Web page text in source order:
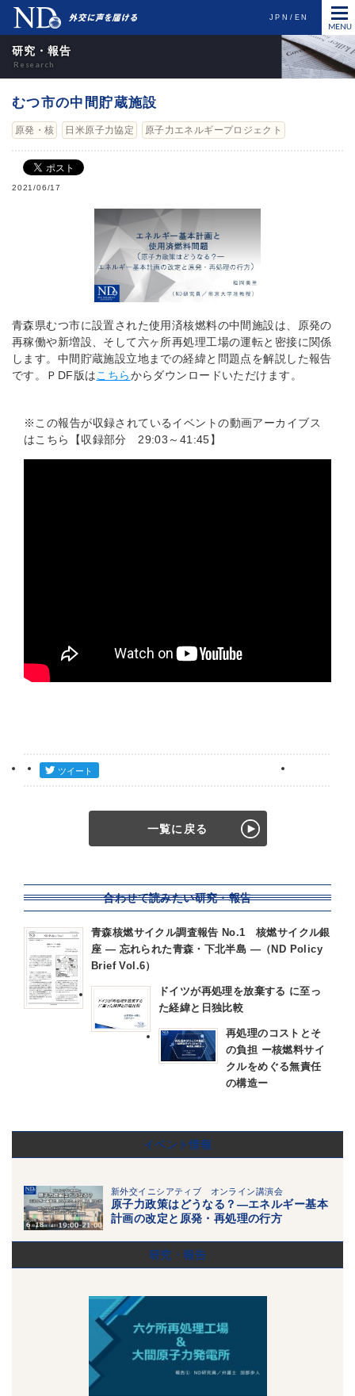
JPN EN
研究・報告
むつ市の中間貯蔵施設
原発・核 日米原子力協定 原子力エネルギープロジェクト
2021/06/17
青森県むつ市に設置された使用済核燃料の中間施設は、原発の
再稼働や新増設、そして六ヶ所再処理工場の運転と密接に関係
します。中間貯蔵施設立地までの経緯と問題点を解説した報告
です。ＰDF版はこちらからダウンロードいただけます。
※この報告が収録されているイベントの動画アーカイブス
はこちら【収録部分 29:03～41:45】
一覧に戻る
合わせて読みたい研究・報告
青森核燃サイクル調査報告 No.1 核燃サイクル銀
座 ― 忘れられた青森・下北半島 ―（ND Policy
Brief Vol.6）
ドイツが再処理を放棄する に至っ
た経緯と日独比較
再処理のコストとそ
の負担 ー核燃料サイ
クルをめぐる無責任
の構造ー
イベント情報
新外交イニシアティブ オンライン講演会
原子力政策はどうなる？―エネルギー基本
計画の改定と原発・再処理の行方
研究・報告